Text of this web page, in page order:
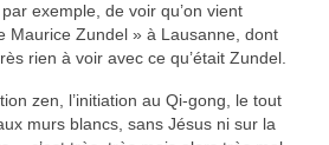
exemple, de voir qu’on vient
Maurice Zundel » à Lausanne, dont
rien à voir avec ce qu’était Zundel.
zen, l’initiation au Qi-gong, le tout
murs blancs, sans Jésus ni sur la